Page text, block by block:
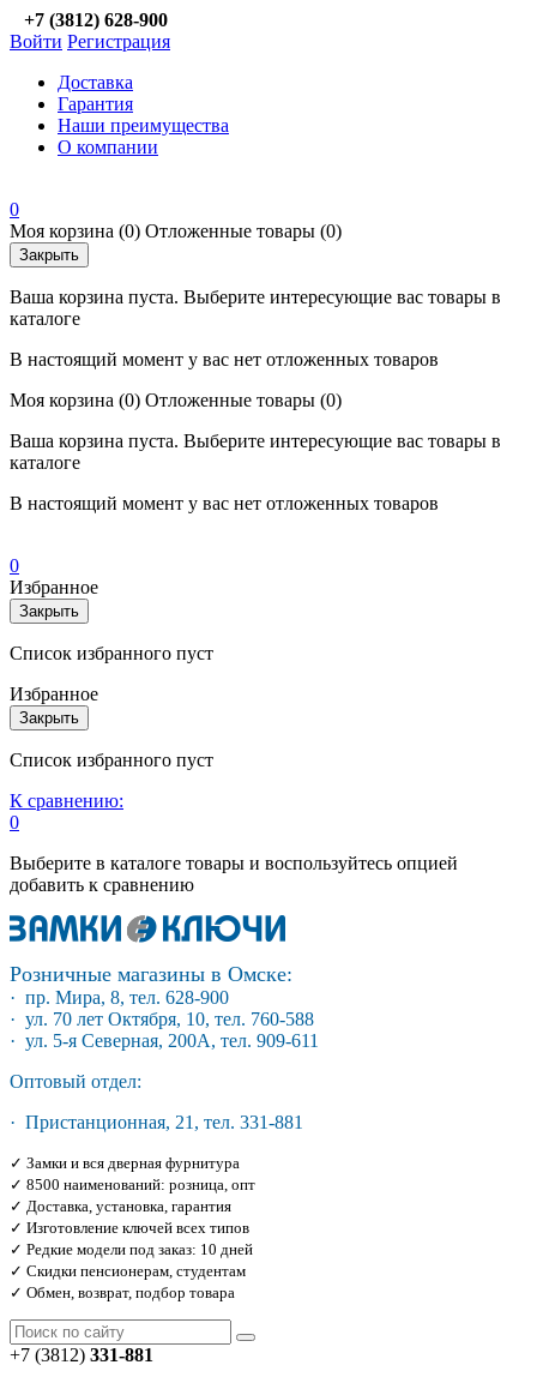
+7 (3812) 628-900
Войти Регистрация
Доставка
Гарантия
Наши преимущества
О компании
0
Моя корзина (0) Отложенные товары (0)
Закрыть
Ваша корзина пуста. Выберите интересующие вас товары в
каталоге
В настоящий момент у вас нет отложенных товаров
Моя корзина (0) Отложенные товары (0)
Ваша корзина пуста. Выберите интересующие вас товары в
каталоге
В настоящий момент у вас нет отложенных товаров
0
Избранное
Закрыть
Список избранного пуст
Избранное
Закрыть
Список избранного пуст
К сравнению:
0
Выберите в каталоге товары и воспользуйтесь опцией
добавить к сравнению
Розничные магазины в Омске:
· пр. Мира, 8, тел. 628-900
· ул. 70 лет Октября, 10, тел. 760-588
· ул. 5-я Северная, 200А, тел. 909-611
Оптовый отдел:
· Пристанционная, 21, тел. 331-881
✓ Замки и вся дверная фурнитура
✓ 8500 наименований: розница, опт
✓ Доставка, установка, гарантия
✓ Изготовление ключей всех типов
✓ Редкие модели под заказ: 10 дней
✓ Скидки пенсионерам, студентам
✓ Обмен, возврат, подбор товара
+7 (3812) 331-881